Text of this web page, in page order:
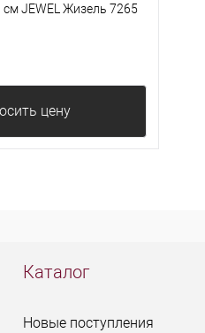
см JEWEL Жизель 7265
цену
Каталог
Новые поступления